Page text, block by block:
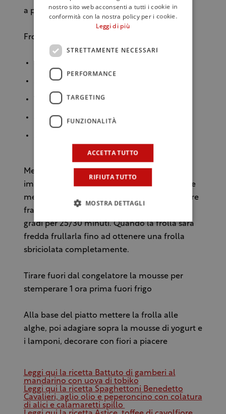
a piacere e congelare
Frolla alle alghe
500 gr farina
250 gr burro
175 gr zucchero
50 gr alga nori sminuzzata
Mettere tutto insieme in planetaria e
impastare con la foglia a velocità moderata e
mettere da parte (30 minuti in frigo). Stendere
fra 2 fogli di carta da forno e cuocere a 180°
gradi per 25/30 minuti. Quando la frolla sarà
fredda frullarla fino ad ottenere una frolla
sbriciolata completamente.
Tirare fuori dal congelatore la mousse per
stemperare 1 ora prima fuori frigo
Alla base del piatto mettere la frolla alle
alghe, poi adagiare sopra la mousse di yogurt e
i lamponi, decorare con fiori a piacere
Leggi qui la ricetta Battuto di gamberi al
mandarino con uova di tobiko
Leggi qui la ricetta Spaghettoni Benedetto
Cavalieri, aglio olio e peperoncino con colatura
di alici e calamaretti spillo
nostro sito web acconsenti a tutti i cookie in
conformità con la nostra policy per i cookie.
Leggi di più
STRETTAMENTE NECESSARI
PERFORMANCE
TARGETING
FUNZIONALITÀ
ACCETTA TUTTO
RIFIUTA TUTTO
MOSTRA DETTAGLI